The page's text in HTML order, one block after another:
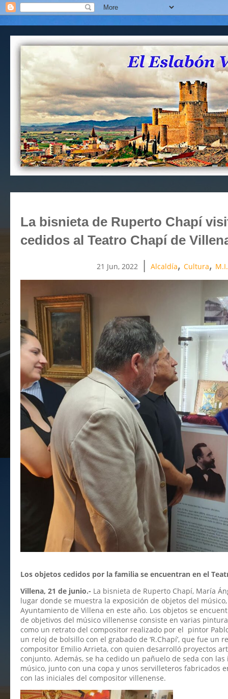
La bisnieta de Ruperto Chapí
cedidos al Teatro Chapí de
21 Jun, 2022 | Alcaldía, Cultura,
Los objetos cedidos por la familia se encuentran en el
Villena, 21 de junio.- La bisnieta de Ruperto Chapí, María
lugar donde se muestra la exposición de objetos del
Ayuntamiento de Villena en este año. Los objetos se
de objetivos del músico villenense consiste en varias
como un retrato del compositor realizado por el pintor
un reloj de bolsillo con el grabado de ‘R.Chapí’, que fue un
compositor Emilio Arrieta, con quien desarrolló proyectos
conjunto. Además, se ha cedido un pañuelo de seda con
músico, junto con una copa y unos servilleteros fabricados
con las iniciales del compositor villenense.